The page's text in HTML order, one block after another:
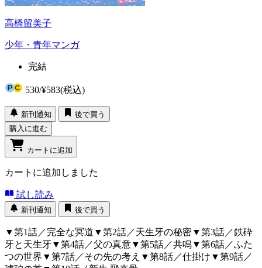
高橋留美子
少年・青年マンガ
完結
530/¥583(税込)
新刊通知
後で買う
購入に進む
カートに追加
カートに追加しました
試し読み
新刊通知 後で買う
▼第1話／完全な冥道▼第2話／天生牙の秘密▼第3話／鉄砕
牙と天生牙▼第4話／父の真意▼第5話／共鳴▼第6話／ふた
つの世界▼第7話／その先の考え▼第8話／仕掛け▼第9話／